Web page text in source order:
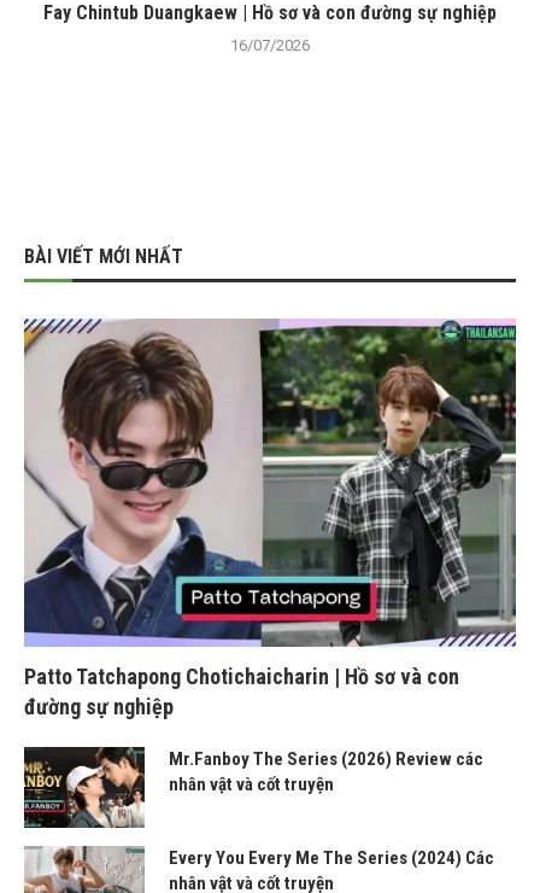
Fay Chintub Duangkaew | Hồ sơ và con đường sự nghiệp
16/07/2026
BÀI VIẾT MỚI NHẤT
Patto Tatchapong Chotichaicharin | Hồ sơ và con
đường sự nghiệp
Mr.Fanboy The Series (2026) Review các
nhân vật và cốt truyện
Every You Every Me The Series (2024) Các
nhân vật và cốt truyện